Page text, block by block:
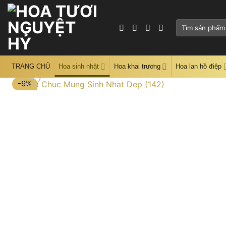
Skip
content
Tìm
TRANG CHỦ Hoa sinh nhật Hoa khai trương Hoa lan hồ điệp
-9%